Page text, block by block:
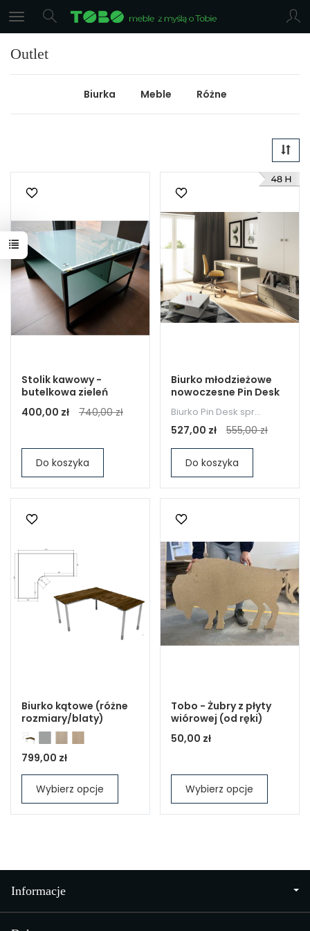
Outlet
Biurka Meble Różne
Stolik kawowy -
butelkowa zieleń
400,00 zł
740,00 zł
Do koszyka
Biurko młodzieżowe
nowoczesne Pin Desk
Biurko Pin Desk spr...
527,00 zł 555,00 zł
Do koszyka
Biurko kątowe (różne
rozmiary/blaty)
799,00 zł
Wybierz opcje
Tobo - Żubry z płyty
wiórowej (od ręki)
50,00 zł
Wybierz opcje
Informacje